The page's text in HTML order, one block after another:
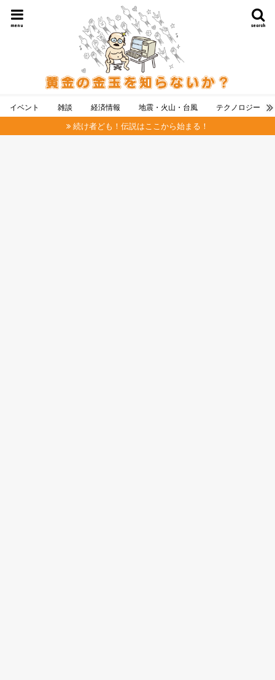
search
menu
イベント 雑談 経済情報 地震・火山・台風 テクノロジー
続け者ども！伝説はここから始まる！